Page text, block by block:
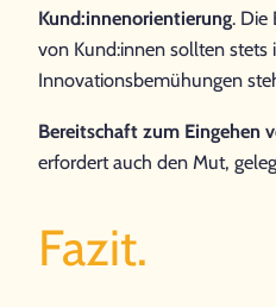
Kund:innenorientierung. Die
von Kund:innen sollten stets
Innovationsbemühungen
Bereitschaft zum Eingehen
erfordert auch den Mut,
Fazit.